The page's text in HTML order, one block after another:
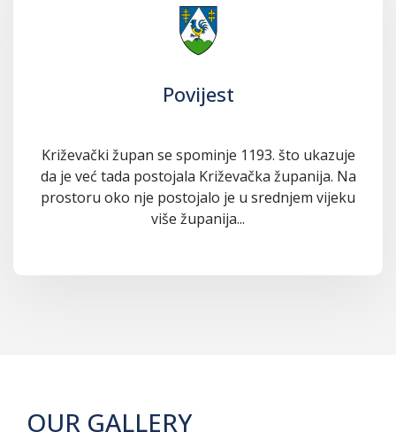
Povijest
Križevački župan se spominje 1193. što ukazuje
da je već tada postojala Križevačka županija. Na
prostoru oko nje postojalo je u srednjem vijeku
više županija...
OUR GALLERY